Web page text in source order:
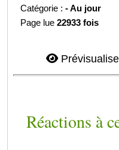
Catégorie :- Au jour
Page lue22933 fois
Réactions à